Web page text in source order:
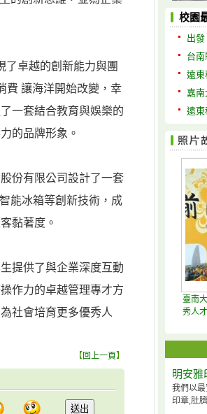
了卓越的創新能力與團
費 讓海洋開始改變，幸
一套結合教育與娛樂的
的品牌形象。
份有限公司設計了一套
能冰箱等創新技術，成
黏著度。
提供了與企業深度互動
作力的卓越管理專才方
社會培育更多優秀人
【回上一頁】
校園
出
台
遠東
嘉南
遠東
臺南
秀人
明安雅
我們以
印章,肚